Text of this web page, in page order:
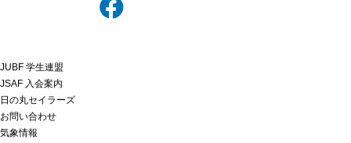
JUBF 学生連盟
JSAF 入会案内
日の丸セイラーズ
お問い合わせ
気象情報